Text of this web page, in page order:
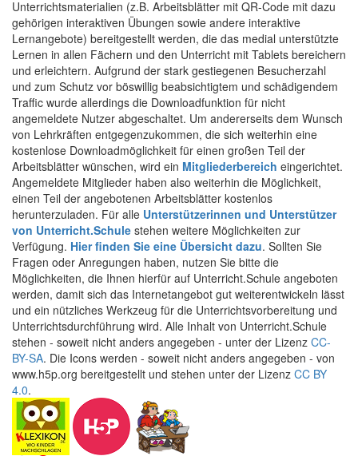
Unterrichtsmaterialien (z.B. Arbeitsblätter mit QR-Code mit dazu
gehörigen interaktiven Übungen sowie andere interaktive
Lernangebote) bereitgestellt werden, die das medial unterstützte
Lernen in allen Fächern und den Unterricht mit Tablets bereichern
und erleichtern. Aufgrund der stark gestiegenen Besucherzahl
und zum Schutz vor böswillig beabsichtigtem und schädigendem
Traffic wurde allerdings die Downloadfunktion für nicht
angemeldete Nutzer abgeschaltet. Um andererseits dem Wunsch
von Lehrkräften entgegenzukommen, die sich weiterhin eine
kostenlose Downloadmöglichkeit für einen großen Teil der
Arbeitsblätter wünschen, wird ein Mitgliederbereich eingerichtet.
Angemeldete Mitglieder haben also weiterhin die Möglichkeit,
einen Teil der angebotenen Arbeitsblätter kostenlos
herunterzuladen. Für alle Unterstützerinnen und Unterstützer
von Unterricht.Schule stehen weitere Möglichkeiten zur
Verfügung. Hier finden Sie eine Übersicht dazu. Sollten Sie
Fragen oder Anregungen haben, nutzen Sie bitte die
Möglichkeiten, die Ihnen hierfür auf Unterricht.Schule angeboten
werden, damit sich das Internetangebot gut weiterentwickeln lässt
und ein nützliches Werkzeug für die Unterrichtsvorbereitung und
Unterrichtsdurchführung wird. Alle Inhalt von Unterricht.Schule
stehen - soweit nicht anders angegeben - unter der Lizenz CC-
BY-SA. Die Icons werden - soweit nicht anders angegeben - von
www.h5p.org bereitgestellt und stehen unter der Lizenz CC BY
4.0.